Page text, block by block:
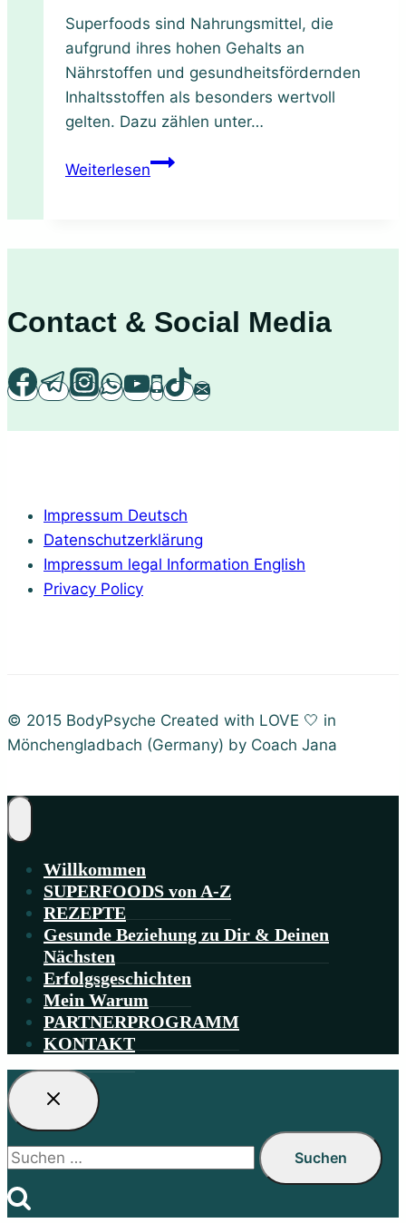
Superfoods sind Nahrungsmittel, die
aufgrund ihres hohen Gehalts an
Nährstoffen und gesundheitsfördernden
Inhaltsstoffen als besonders wertvoll
gelten. Dazu zählen unter…
WeiterlesenWarum
Ernährung
aufnehmen
Contact & Social Media
Impressum Deutsch
Datenschutzerklärung
Impressum legal Information English
Privacy Policy
© 2015 BodyPsyche Created with LOVE 🤍 in
Mönchengladbach (Germany) by Coach Jana
Willkommen
SUPERFOODS von A-Z
REZEPTE
Gesunde Beziehung zu Dir & Deinen
Nächsten
Erfolgsgeschichten
Mein Warum
PARTNERPROGRAMM
KONTAKT
Suchen
nach: